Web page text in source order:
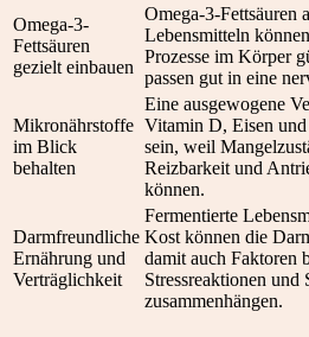
Omega-3-
Fettsäuren
gezielt einbauen
Omega-3-Fettsäuren
Lebensmitteln
Prozesse im Körper
passen gut in eine
Mikronährstoffe
im Blick
behalten
Eine ausgewogene
Vitamin D, Eisen
sein, weil
Reizbarkeit und
können.
Darmfreundliche
Ernährung und
Verträglichkeit
Fermentierte
Kost können die
damit auch Faktoren
Stressreaktionen und
zusammenhängen.